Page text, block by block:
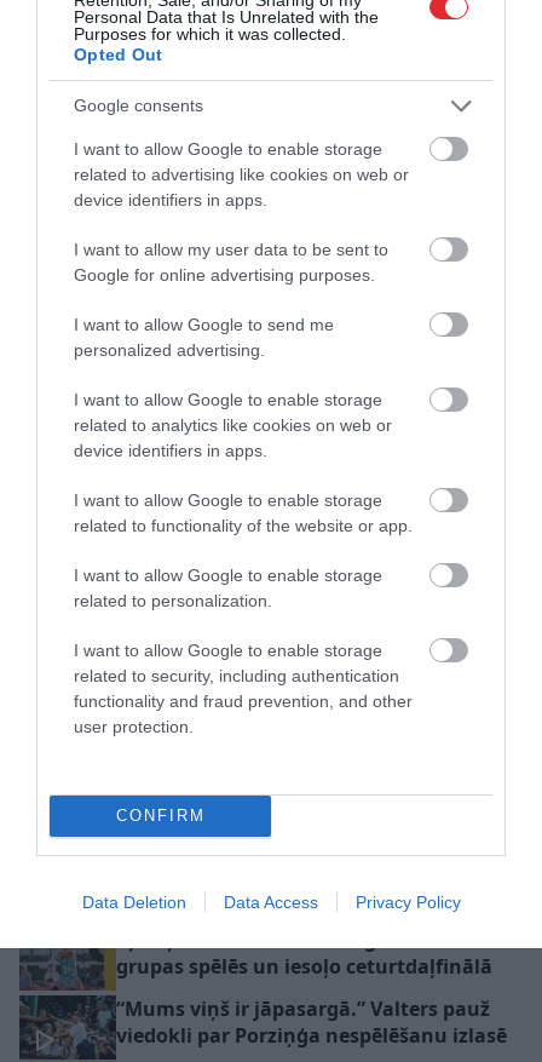
Personal Data that Is Unrelated with the
Purposes for which it was collected.
Opted Out
Google consents
I want to allow Google to enable storage
related to advertising like cookies on web or
device identifiers in apps.
I want to allow my user data to be sent to
Google for online advertising purposes.
I want to allow Google to send me
personalized advertising.
I want to allow Google to enable storage
related to analytics like cookies on web or
device identifiers in apps.
I want to allow Google to enable storage
related to functionality of the website or app.
I want to allow Google to enable storage
related to personalization.
I want to allow Google to enable storage
related to security, including authentication
functionality and fraud prevention, and other
user protection.
CONFIRM
Data Deletion Data Access Privacy Policy
“Pretī nav ne Mančestras “City”,
ne “Barcelona”!” Raivis Jurkovskis
par “Riga” aizsardzību un
izredzēm Eiropas kausos
16 basketbola izlase
Eiropas čempionātu sāk
ar uzvaru
valstsvienībā jaunas
sejas un pieredzējuša
spēlētāja atgriešanās
grupas spēlēs un iesoļo ceturtdaļfinālā
“Mums viņš ir jāpasargā.” Valters pauž
viedokli par Porziņģa nespēlēšanu izlasē